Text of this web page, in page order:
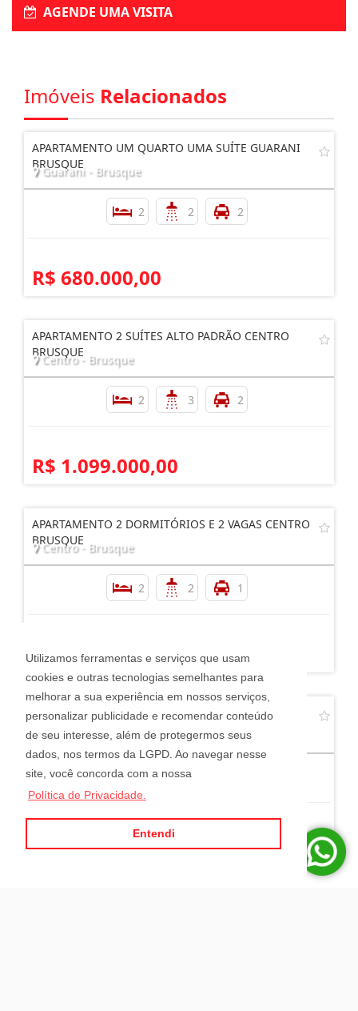
Utilizamos ferramentas e serviços que usam
cookies e outras tecnologias semelhantes para
melhorar a sua experiência em nossos serviços,
personalizar publicidade e recomendar conteúdo
de seu interesse, além de protegermos seus
dados, nos termos da LGPD. Ao navegar nesse
site, você concorda com a nossa
Política de Privacidade.
Entendi
AGENDE UMA VISITA
Imóveis Relacionados
APARTAMENTO UM QUARTO UMA SUÍTE GUARANI
BRUSQUE
Guarani - Brusque
2 2 2
R$ 680.000,00
APARTAMENTO 2 SUÍTES ALTO PADRÃO CENTRO
BRUSQUE
Centro - Brusque
2 3 2
R$ 1.099.000,00
APARTAMENTO 2 DORMITÓRIOS E 2 VAGAS CENTRO
BRUSQUE
Centro - Brusque
2 2 1
R$ 865.000,00
AP 1 SUÍTE MAIS 1 DORMITÓRIO NO CENTRO DE
BRUSQUE
Centro - Brusque
2 2
R$ 860.000,00